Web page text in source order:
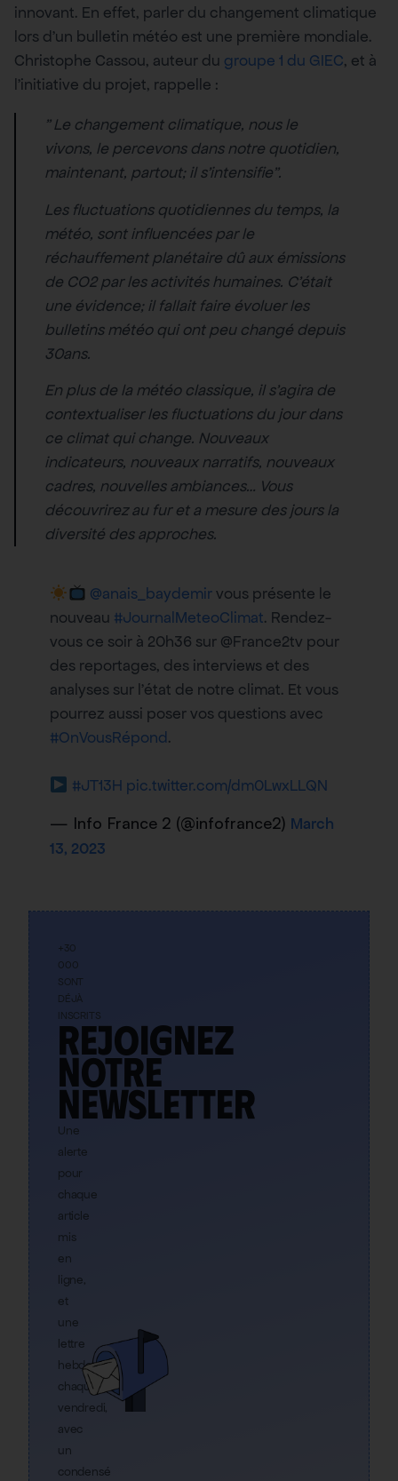
innovant. En effet, parler du changement climatique
lors d’un bulletin météo est une première mondiale.
Christophe Cassou, auteur du groupe 1 du GIEC, et à
l’initiative du projet, rappelle :
” Le changement climatique, nous le
vivons, le percevons dans notre quotidien,
maintenant, partout; il s’intensifie”.
Les fluctuations quotidiennes du temps, la
météo, sont influencées par le
réchauffement planétaire dû aux émissions
de CO2 par les activités humaines. C’était
une évidence; il fallait faire évoluer les
bulletins météo qui ont peu changé depuis
30ans.
En plus de la météo classique, il s’agira de
contextualiser les fluctuations du jour dans
ce climat qui change. Nouveaux
indicateurs, nouveaux narratifs, nouveaux
cadres, nouvelles ambiances… Vous
découvrirez au fur et a mesure des jours la
diversité des approches.
@anais_baydemirvous présente le
nouveau #JournalMeteoClimat. Rendez-
vous ce soir à 20h36 sur @France2tv pour
des reportages, des interviews et des
analyses sur l'état de notre climat. Et vous
pourrez aussi poser vos questions avec
#OnVousRépond.
#JT13H pic.twitter.com/dm0LwxLLQN
— Info France 2 (@infofrance2) March
13, 2023
+30
000
SONT
DÉJÀ
INSCRITS
Rejoignez
notre
newsletter
Une
alerte
pour
chaque
article
mis
en
ligne,
et
une
lettre
hebdo
chaque
vendredi,
avec
un
condensé